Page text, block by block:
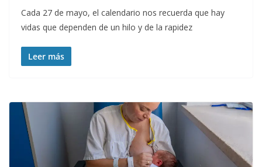
Cada 27 de mayo, el calendario nos recuerda que hay
vidas que dependen de un hilo y de la rapidez
Leer más